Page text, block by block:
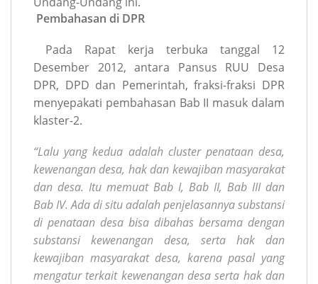
Pembahasan di DPR
Pada Rapat kerja terbuka tanggal 12
Desember 2012, antara Pansus RUU Desa
DPR, DPD dan Pemerintah, fraksi-fraksi DPR
menyepakati pembahasan Bab II masuk dalam
klaster-2.
“Lalu yang kedua adalah cluster penataan desa,
kewenangan desa, hak dan kewajiban masyarakat
dan desa. Itu memuat Bab I, Bab II, Bab III dan
Bab IV. Ada di situ adalah penjelasannya substansi
di penataan desa bisa dibahas bersama dengan
substansi kewenangan desa, serta hak dan
kewajiban masyarakat desa, karena pasal yang
mengatur terkait kewenangan desa serta hak dan